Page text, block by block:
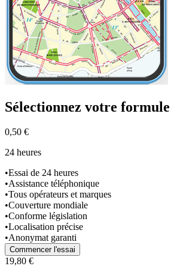
Sélectionnez votre formule
0,50 €
24 heures
•Essai de 24 heures
•Assistance téléphonique
•Tous opérateurs et marques
•Couverture mondiale
•Conforme législation
•Localisation précise
•Anonymat garanti
Commencer l'essai
19,80 €